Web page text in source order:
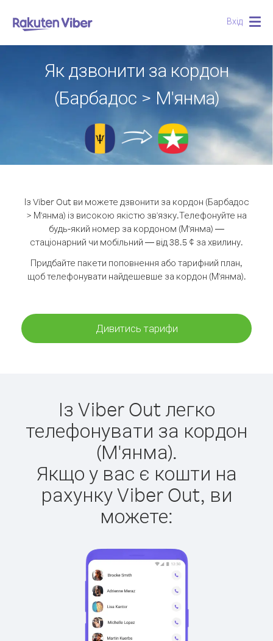
Вхід
Як дзвонити за кордон
(Барбадос > М'янма)
Із Viber Out ви можете дзвонити за кордон (Барбадос
> М'янма) із високою якістю зв'язку.Телефонуйте на
будь-який номер за кордоном (М'янма) —
стаціонарний чи мобільний — від 38.5 ¢ за хвилину.
Придбайте пакети поповнення або тарифний план,
щоб телефонувати найдешевше за кордон (М'янма).
Дивитись тарифи
Із Viber Out легко
телефонувати за кордон
(М'янма).
Якщо у вас є кошти на
рахунку Viber Out, ви
можете: